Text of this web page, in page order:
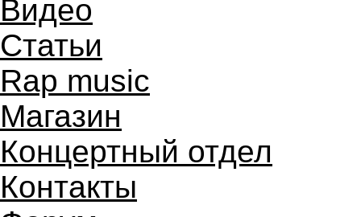
Видео
Статьи
Rap music
Магазин
Концертный отдел
Контакты